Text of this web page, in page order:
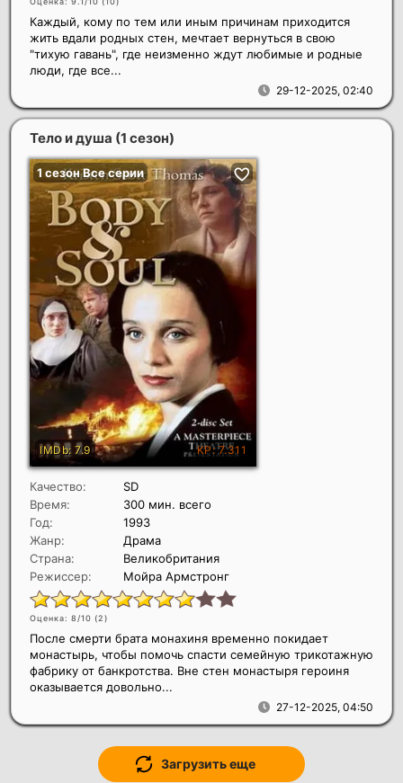
29-12-2025, 02:40
Каждый, кому по тем или иным причинам приходится
жить вдали родных стен, мечтает вернуться в свою
"тихую гавань", где неизменно ждут любимые и родные
люди, где все...
Тело и душа (1 сезон)
Качество:
SD
Время:
300 мин. всего
Год:
1993
Жанр:
Драма
Страна:
Великобритания
Режиссер:
Мойра Армстронг
Оценка: 8/10 (2)
27-12-2025, 04:50
После смерти брата монахиня временно покидает
монастырь, чтобы помочь спасти семейную трикотажную
фабрику от банкротства. Вне стен монастыря героиня
оказывается довольно...
Загрузить еще